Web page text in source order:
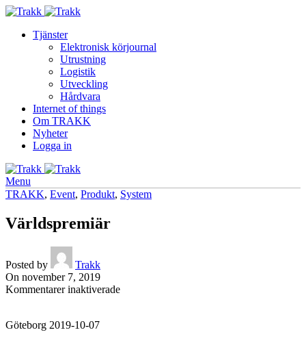
Tjänster
Elektronisk körjournal
Utrustning
Logistik
Utveckling
Hårdvara
Internet of things
Om TRAKK
Nyheter
Logga in
Menu
TRAKK, Event, Produkt, System
Världspremiär
Posted by
Trakk
On november 7, 2019
Kommentarer inaktiveradeför
Göteborg 2019-10-07